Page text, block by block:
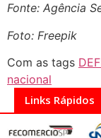
Fonte: Agência
Foto: Freepik
Com as tags
nacional
Links Rápidos